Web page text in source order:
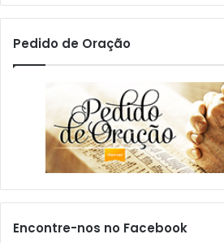
Pedido de Oração
Encontre-nos no Facebook